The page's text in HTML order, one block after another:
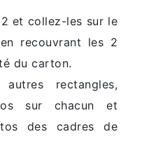
et collez-les sur le
recouvrant les 2
du carton.
rectangles,
sur chacun et
des cadres de